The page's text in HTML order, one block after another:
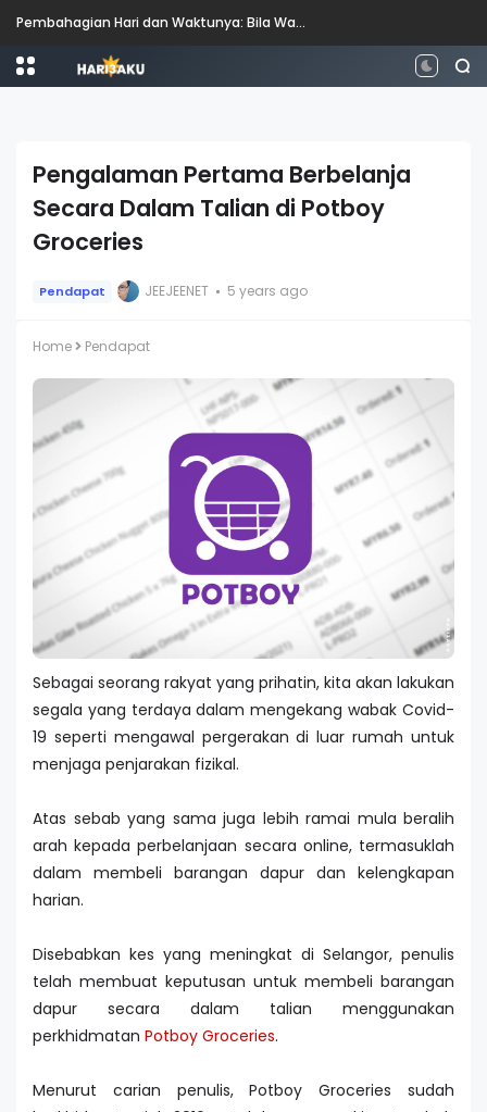
Pembahagian Hari dan Waktunya: Bila Waktunya Pagi, Tengah Hari, Petang dan Malam?
Pengalaman Pertama Berbelanja
Secara Dalam Talian di Potboy
Groceries
Pendapat JEEJEENET 5 years ago
Home Pendapat
Sebagai seorang rakyat yang prihatin, kita akan lakukan
segala yang terdaya dalam mengekang wabak Covid-
19 seperti mengawal pergerakan di luar rumah untuk
menjaga penjarakan fizikal.
Atas sebab yang sama juga lebih ramai mula beralih
arah kepada perbelanjaan secara online, termasuklah
dalam membeli barangan dapur dan kelengkapan
harian.
Disebabkan kes yang meningkat di Selangor, penulis
telah membuat keputusan untuk membeli barangan
dapur secara dalam talian menggunakan
perkhidmatan Potboy Groceries.
Menurut carian penulis, Potboy Groceries sudah